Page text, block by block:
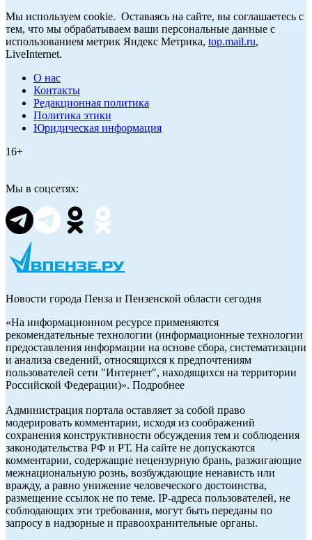
Мы используем cookie. Оставаясь на сайте, вы соглашаетесь с
тем, что мы обрабатываем ваши персональные данные с
использованием метрик Яндекс Метрика, top.mail.ru,
LiveInternet.
О нас
Контакты
Редакционная политика
Политика этики
Юридическая информация
16+
Мы в соцсетях:
Новости города Пенза и Пензенской области сегодня
«На информационном ресурсе применяются
рекомендательные технологии (информационные технологии
предоставления информации на основе сбора, систематизации
и анализа сведений, относящихся к предпочтениям
пользователей сети "Интернет", находящихся на территории
Российской Федерации)». Подробнее
Администрация портала оставляет за собой право
модерировать комментарии, исходя из соображений
сохранения конструктивности обсуждения тем и соблюдения
законодательства РФ и РТ. На сайте не допускаются
комментарии, содержащие нецензурную брань, разжигающие
межнациональную рознь, возбуждающие ненависть или
вражду, а равно унижение человеческого достоинства,
размещение ссылок не по теме. IP-адреса пользователей, не
соблюдающих эти требования, могут быть переданы по
запросу в надзорные и правоохранительные органы.